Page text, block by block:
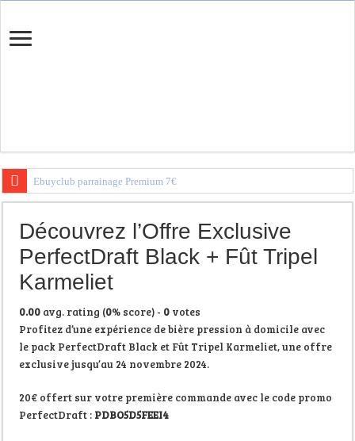
Ebuyclub parrainage Premium 7€
Igraal Parrainage Premium
Trouvez votre banque en ligne
Découvrez l’Offre Exclusive
PerfectDraft Black + Fût Tripel
Karmeliet
0.00 avg. rating (0% score) - 0 votes
Profitez d’une expérience de bière pression à domicile avec
le pack PerfectDraft Black et Fût Tripel Karmeliet, une offre
exclusive jusqu’au 24 novembre 2024.
20€ offert sur votre première commande avec le code promo
PerfectDraft : PDBO5D5FEEI4